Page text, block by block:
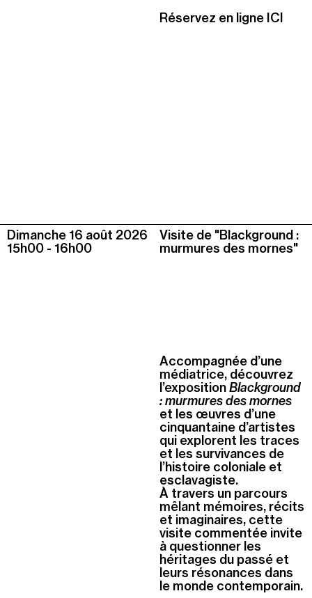
Réservez en ligne ICI
Dimanche 16 août 2026
15h00 - 16h00
Visite de "Blackground :
murmures des mornes"
Accompagnée d’une
médiatrice, découvrez
l’expositionBlackground
: murmures des mornes
et les œuvres d’une
cinquantaine d’artistes
qui explorent les traces
et les survivances de
l’histoire coloniale et
esclavagiste.
À travers un parcours
mêlant mémoires, récits
et imaginaires, cette
visite commentée invite
à questionner les
héritages du passé et
leurs résonances dans
le monde contemporain.